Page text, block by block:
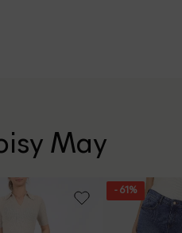
May
- 61%